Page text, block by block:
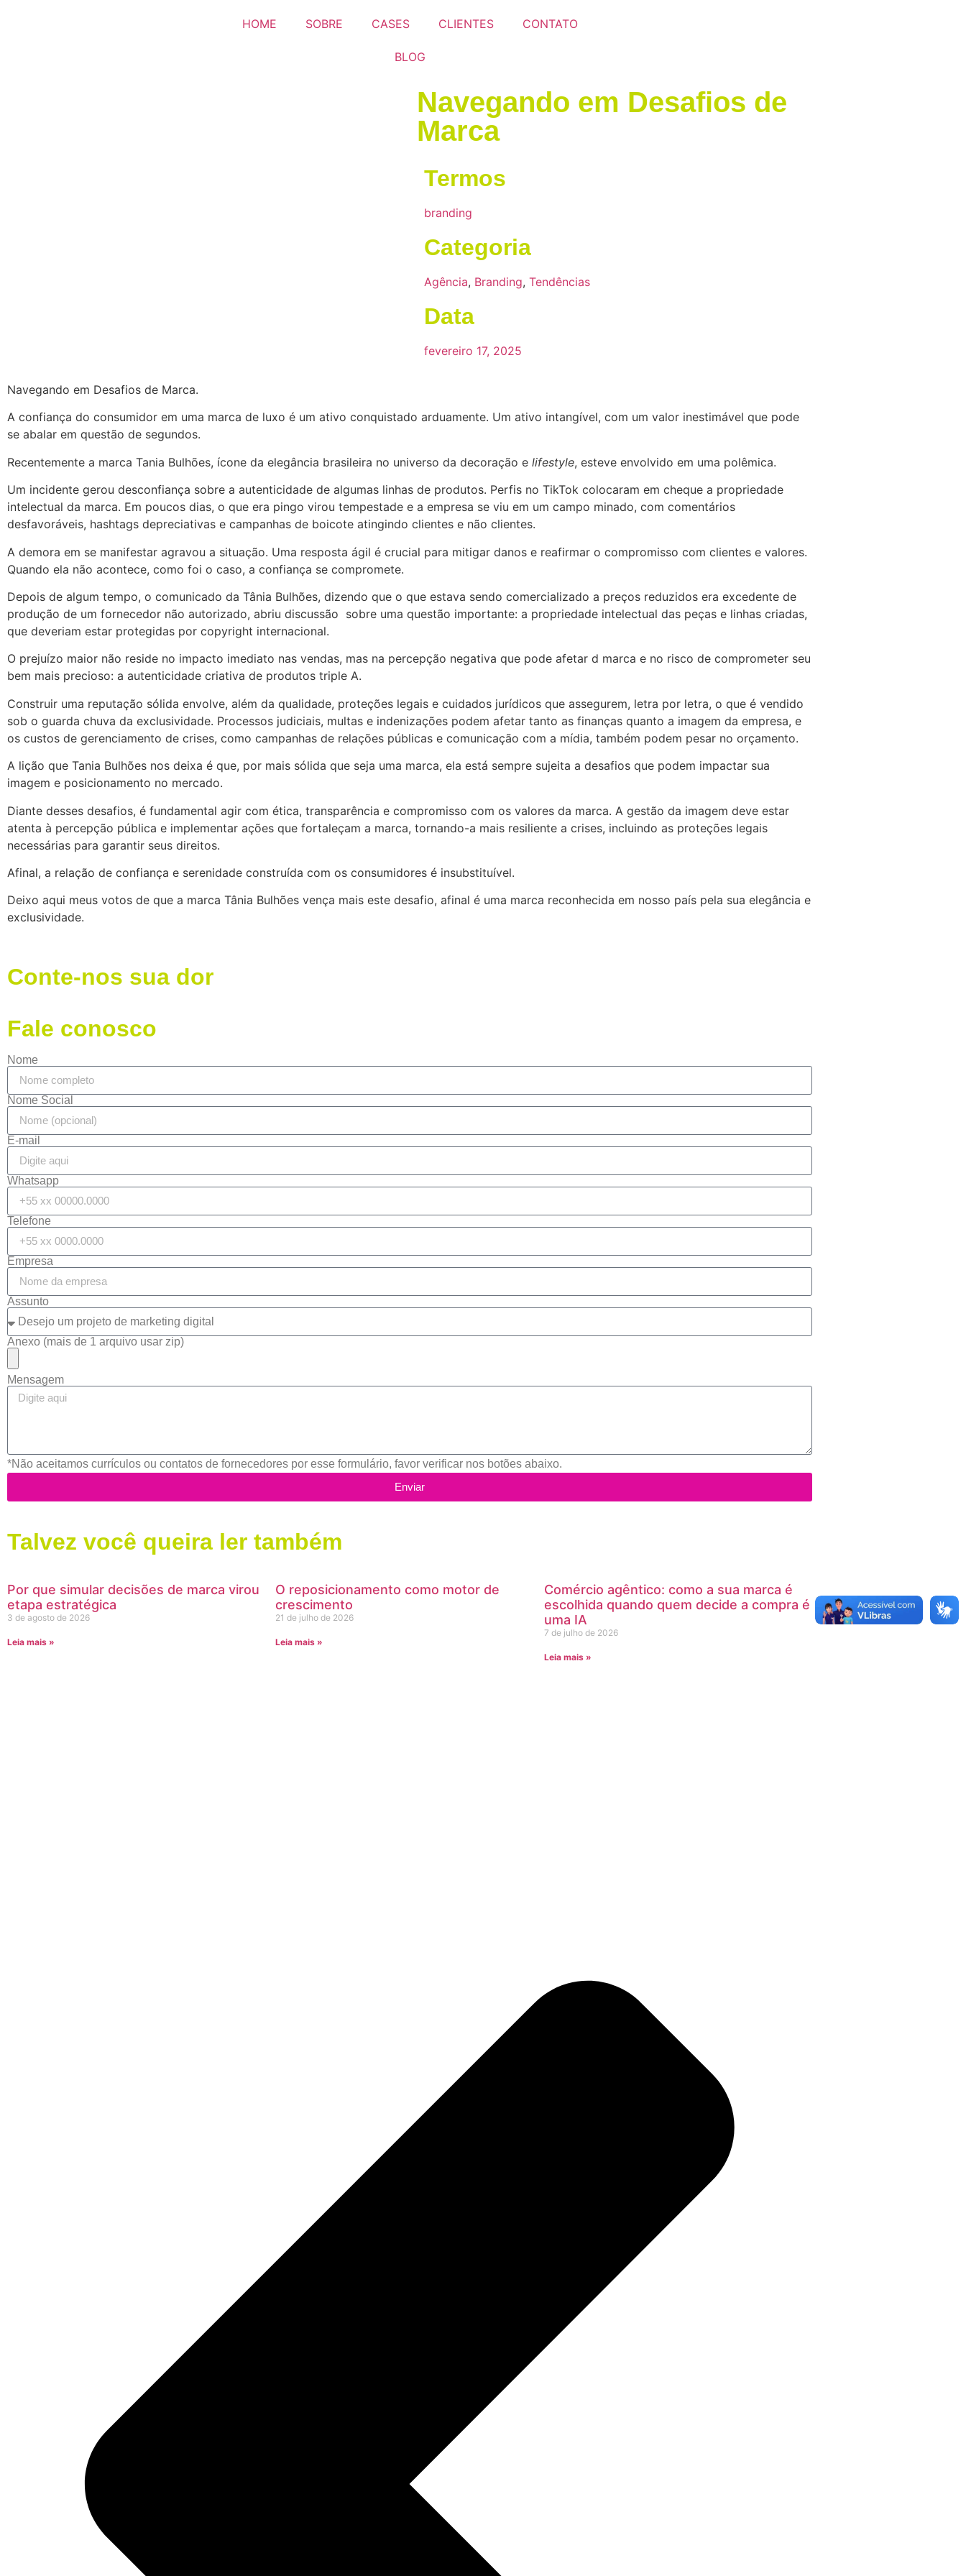
HOME SOBRE CASES CLIENTES CONTATO
BLOG
Navegando em Desafios de
Marca
Termos
branding
Categoria
Agência, Branding, Tendências
Data
fevereiro 17, 2025
Navegando em Desafios de Marca.
A confiança do consumidor em uma marca de luxo é um ativo conquistado arduamente. Um ativo intangível, com um valor inestimável que pode
se abalar em questão de segundos.
Recentemente a marca Tania Bulhões, ícone da elegância brasileira no universo da decoração e lifestyle, esteve envolvido em uma polêmica.
Um incidente gerou desconfiança sobre a autenticidade de algumas linhas de produtos. Perfis no TikTok colocaram em cheque a propriedade
intelectual da marca. Em poucos dias, o que era pingo virou tempestade e a empresa se viu em um campo minado, com comentários
desfavoráveis, hashtags depreciativas e campanhas de boicote atingindo clientes e não clientes.
A demora em se manifestar agravou a situação. Uma resposta ágil é crucial para mitigar danos e reafirmar o compromisso com clientes e valores.
Quando ela não acontece, como foi o caso, a confiança se compromete.
Depois de algum tempo, o comunicado da Tânia Bulhões, dizendo que o que estava sendo comercializado a preços reduzidos era excedente de
produção de um fornecedor não autorizado, abriu discussão sobre uma questão importante: a propriedade intelectual das peças e linhas criadas,
que deveriam estar protegidas por copyright internacional.
O prejuízo maior não reside no impacto imediato nas vendas, mas na percepção negativa que pode afetar d marca e no risco de comprometer seu
bem mais precioso: a autenticidade criativa de produtos triple A.
Construir uma reputação sólida envolve, além da qualidade, proteções legais e cuidados jurídicos que assegurem, letra por letra, o que é vendido
sob o guarda chuva da exclusividade. Processos judiciais, multas e indenizações podem afetar tanto as finanças quanto a imagem da empresa, e
os custos de gerenciamento de crises, como campanhas de relações públicas e comunicação com a mídia, também podem pesar no orçamento.
A lição que Tania Bulhões nos deixa é que, por mais sólida que seja uma marca, ela está sempre sujeita a desafios que podem impactar sua
imagem e posicionamento no mercado.
Diante desses desafios, é fundamental agir com ética, transparência e compromisso com os valores da marca. A gestão da imagem deve estar
atenta à percepção pública e implementar ações que fortaleçam a marca, tornando-a mais resiliente a crises, incluindo as proteções legais
necessárias para garantir seus direitos.
Afinal, a relação de confiança e serenidade construída com os consumidores é insubstituível.
Deixo aqui meus votos de que a marca Tânia Bulhões vença mais este desafio, afinal é uma marca reconhecida em nosso país pela sua elegância e
exclusividade.
Conte-nos sua dor
Fale conosco
Nome
Nome Social
E-mail
Whatsapp
Telefone
Empresa
Assunto
Anexo (mais de 1 arquivo usar zip)
Mensagem
*Não aceitamos currículos ou contatos de fornecedores por esse formulário, favor verificar nos botões abaixo.
Enviar
Talvez você queira ler também
Por que simular decisões de marca virou
etapa estratégica
3 de agosto de 2026
Leia mais »
O reposicionamento como motor de
crescimento
21 de julho de 2026
Leia mais »
Comércio agêntico: como a sua marca é
escolhida quando quem decide a compra é
uma IA
7 de julho de 2026
Leia mais »